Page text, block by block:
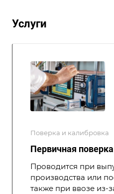
Услуги
Поверка и калибровка
Первичная поверка
Проводится при
производства или
также при ввозе из-